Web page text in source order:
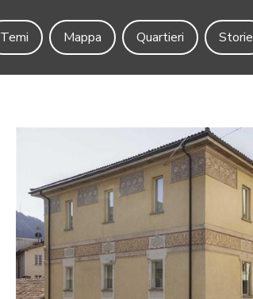
Temi
Mappa Quartieri Storie